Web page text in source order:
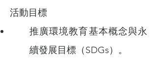
活動目標
推廣環境教育基本概念與永
續發展目標（SDGs）。